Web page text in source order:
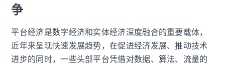
争
平台经济是数字经济和实体经济深度融合的重要载体，
近年来呈现快速发展趋势，在促进经济发展、推动技术
进步的同时，一些头部平台凭借对数据、算法、流量的